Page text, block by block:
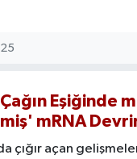
Eşiğinde
mRNA
çığır açan